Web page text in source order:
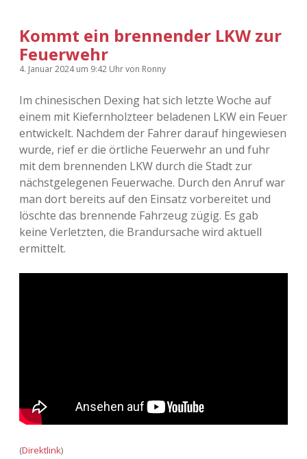
Kommt ein brennender LKW zur
Feuerwehr
4. Januar 2024um 9:42 Uhrvon Ronny
Im chinesischen Dexing hat sich letzte Woche auf
einem mit Kiefernholzteer beladenen LKW ein Feuer
entwickelt. Nachdem der Fahrer darauf hingewiesen
wurde, rief er die örtliche Feuerwehr an und fuhr
mit dem brennenden LKW durch die Stadt zur
nächstgelegenen Feuerwache. Durch den Anruf war
man dort bereits auf den Einsatz vorbereitet und
löschte das brennende Fahrzeug zügig. Es gab
keine Verletzten, die Brandursache wird aktuell
ermittelt.
(Direktlink)